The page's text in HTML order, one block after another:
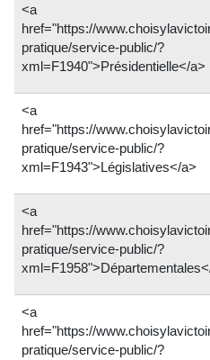
<a
href="https://
pratique/service-public/?
xml=F1940">Présidentielle</a>
<a
href="https://
pratique/service-public/?
xml=F1943">Législatives</a>
<a
href="https://
pratique/service-public/?
<a
href="https://
pratique/service-public/?